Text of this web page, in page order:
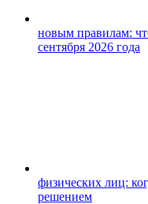
новым правилам:
сентября 2026 года
физических лиц:
решением